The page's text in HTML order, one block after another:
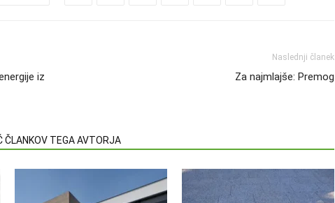
iz
Naslednji članek
Za najmlajše: Premog
ČLANKOV TEGA AVTORJA